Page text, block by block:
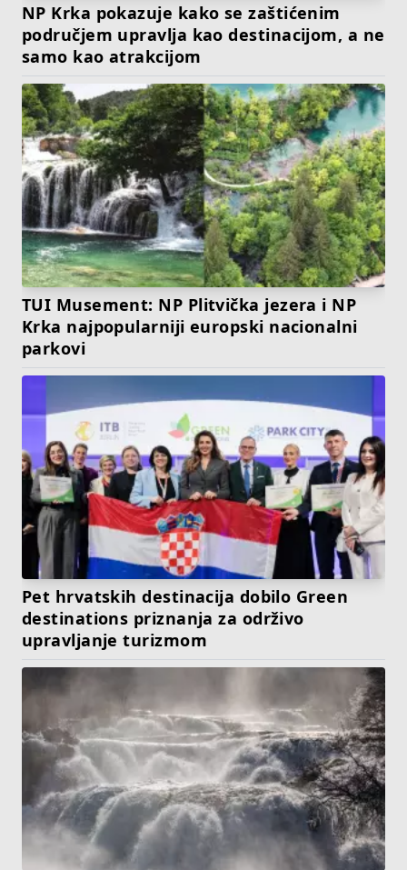
NP Krka pokazuje kako se zaštićenim
područjem upravlja kao destinacijom, a ne
samo kao atrakcijom
TUI Musement: NP Plitvička jezera i NP
Krka najpopularniji europski nacionalni
parkovi
Pet hrvatskih destinacija dobilo Green
destinations priznanja za održivo
upravljanje turizmom